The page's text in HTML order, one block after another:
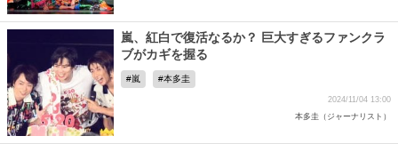
嵐、紅白で復活なるか？ 巨大すぎるファンクラ
ブがカギを握る
嵐 本多圭
2024/11/04 13:00
本多圭（ジャーナリスト）